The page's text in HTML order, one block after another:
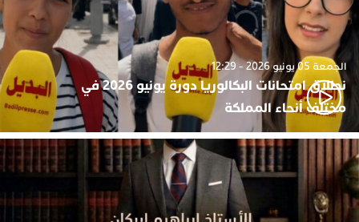
الجمعة 05 يونيو 2026 - 12:29
نطلاق امتحانات البكالوريا دورة يونيو 2026 في
مختلف أنحاء المملكة